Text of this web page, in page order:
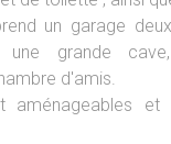
un garage
une grande
d'amis.
aménageables